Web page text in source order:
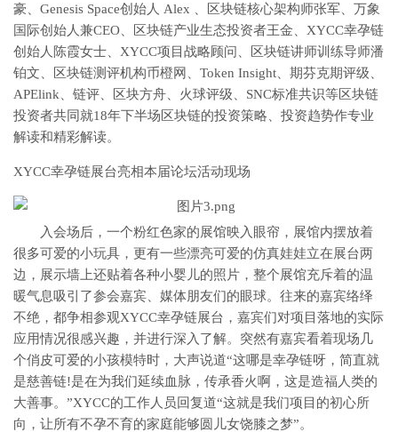
豪、Genesis Space创始人 Alex 、区块链核心架构师张军、万象
国际创始人兼CEO、区块链产业生态投资者王金、XYCC幸孕链
创始人陈霞女士、XYCC项目战略顾问、区块链讲师训练导师潘
铂文、区块链测评机构币橙网、Token Insight、期芬克期评级、
APElink、链评、区块方舟、火球评级、SNC标准共识等区块链
投资者共同就18年下半场区块链的投资策略、投资趋势作专业
解读和精彩解读。
XYCC幸孕链展台亮相本届论坛活动现场
入会场后，一个粉红色家的展馆映入眼帘，展馆内摆放着
很多可爱的小玩具，更有一些漂亮可爱的仿真娃娃立在展台两
边，展示墙上还贴着各种小婴儿的照片，整个展馆充斥着的温
暖气息吸引了参会嘉宾、媒体朋友们的眼球。往来的嘉宾络绎
不绝，都争相参观XYCC幸孕链展台，嘉宾们对项目落地的实际
应用情况很感兴趣，并进行深入了解。突然有嘉宾看着现场几
个俏皮可爱的小孩模特时，大声说道“这哪是幸孕链呀，简直就
是慈善链!是在为我们延续血脉，传承香火啊，这是造福人类的
大善事。”XYCC的工作人员回复道“这就是我们项目的初心所
向，让所有不孕不育的家庭能够圆儿女饶膝之梦”。